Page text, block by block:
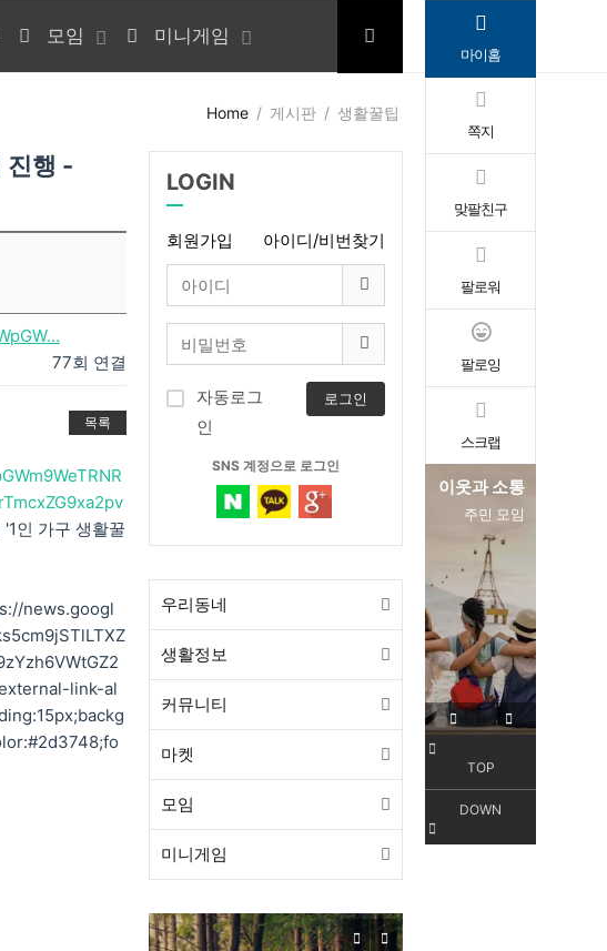
모임 미니게임
Home 게시판 생활꿀팁
마이홈
쪽지
맞팔친구
팔로워
팔로잉
스크랩
이웃과 소통
주민 모임
편리한 교통
서해선
TOP
DOWN
진행 -
77회 연결
목록
인 가구 생활꿀
news.googl
link-al
LOGIN
회원가입 아이디/비번찾기
자동로그
인
로그인
SNS 계정으로 로그인
우리동네
생활정보
커뮤니티
마켓
모임
미니게임